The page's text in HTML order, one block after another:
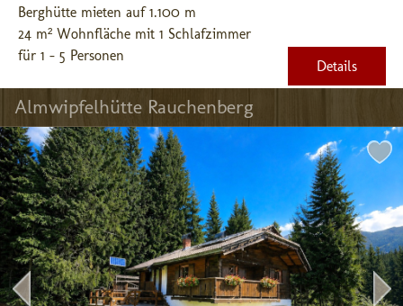
Berghütte mieten auf 1.100 m
24 m² Wohnfläche mit 1 Schlafzimmer
für 1 - 5 Personen
Details
Almwipfelhütte Rauchenberg